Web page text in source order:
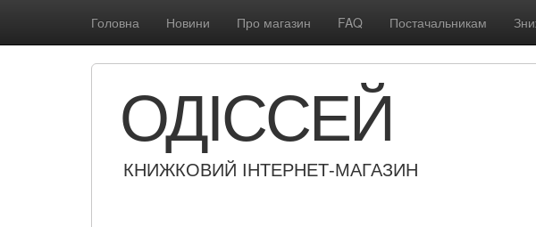
Головна Новини Про магазин FAQ Постачальникам
ОДІССЕЙ
КНИЖКОВИЙ ІНТЕРНЕТ-МАГАЗИН